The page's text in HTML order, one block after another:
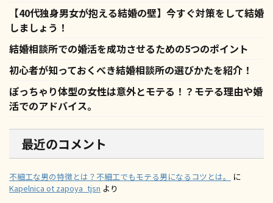
【40代独身男女が抱える結婚の壁】今すぐ対策をして結婚
しましょう！
結婚相談所での婚活を成功させるための5つのポイント
初心者が知っておくべき結婚相談所の選びかたを紹介！
ぽっちゃり体型の女性は意外とモテる！？モテる理由や婚
活でのアドバイス。
最近のコメント
不細工な男の特徴とは？不細工でもモテる男になるコツとは。
に
Kapelnica ot zapoya_tjsn より